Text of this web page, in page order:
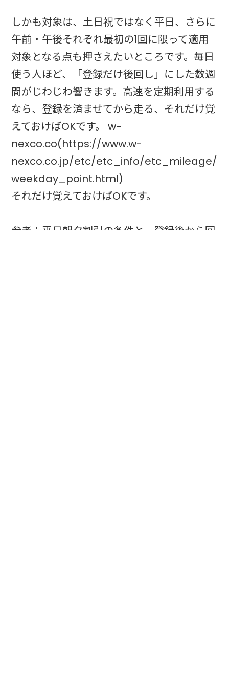
しかも対象は、土日祝ではなく平日、さらに
午前・午後それぞれ最初の1回に限って適用
対象となる点も押さえたいところです。毎日
使う人ほど、「登録だけ後回し」にした数週
間がじわじわ響きます。高速を定期利用する
なら、登録を済ませてから走る、それだけ覚
えておけばOKです。 w-
nexco.co(https://www.w-
nexco.co.jp/etc/etc_info/etc_mileage/
weekday_point.html)
それだけ覚えておけばOKです。
参考：平日朝夕割引の条件と、登録後から回